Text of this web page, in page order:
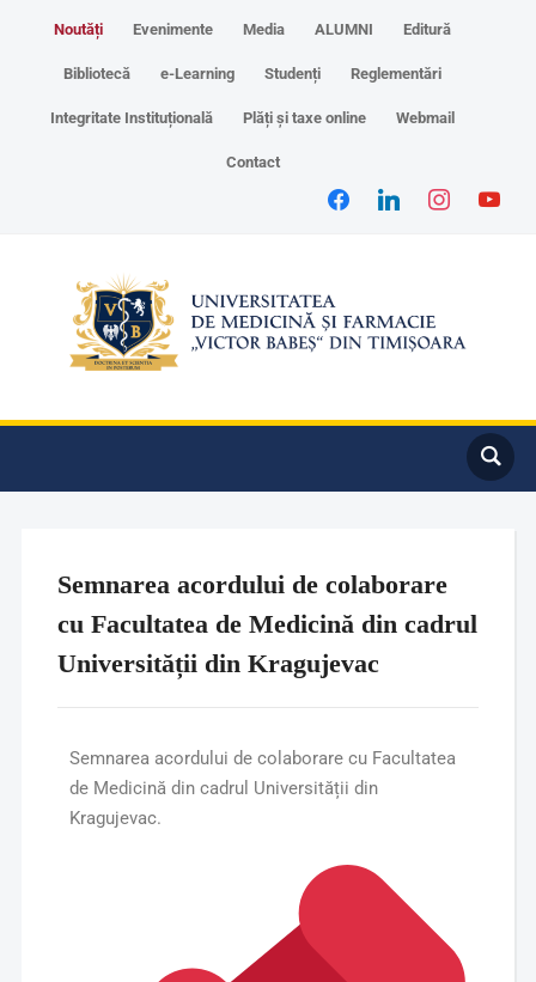
Noutăți Evenimente Media ALUMNI Editură
Bibliotecă e-Learning Studenți Reglementări
Integritate Instituțională Plăți și taxe online Webmail
Contact
Semnarea acordului de colaborare
cu Facultatea de Medicină din cadrul
Universității din Kragujevac
Semnarea acordului de colaborare cu Facultatea
de Medicină din cadrul Universității din
Kragujevac.